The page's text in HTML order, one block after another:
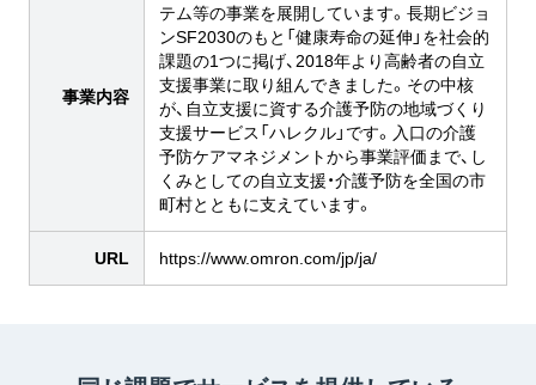
事業内容
テム等の事業を展開しています。長期ビジョ
ンSF2030のもと「健康寿命の延伸」を社会的
課題の1つに掲げ、2018年より高齢者の自立
支援事業に取り組んできました。その中核
が、自立支援に資する介護予防の地域づくり
支援サービス「ハレクル」です。入口の介護
予防ケアマネジメントから事業評価まで、し
くみとしての自立支援・介護予防を全国の市
町村とともに支えています。
URL https://www.omron.com/jp/ja/